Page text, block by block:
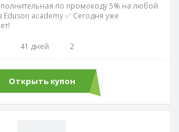
по промокоду 5% на любой
Eduson academy ✅ Сегодня уже
41 дней
2
Открыть купонPROMOAI